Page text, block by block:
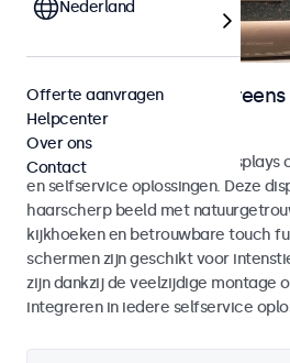
Monitoren en
selfservice
Monitoren en touchscreen displays
en selfservice oplossingen. Deze
haarscherp beeld met
kijkhoeken en betrouwbare touch
schermen zijn geschikt voor
zijn dankzij de veelzijdige montage
integreren in iedere selfservice
Nederland
Offerte aanvragen
Helpcenter
Over ons
Contact